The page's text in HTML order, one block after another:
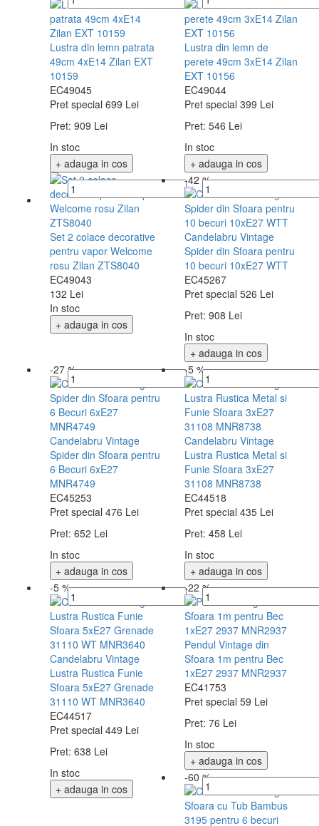
Lustra din lemn patrata
49cm 4xE14 Zilan EXT
10159
EC49045
Pret special 699 Lei
Pret: 909 Lei
In stoc
+ adauga in cos
Lustra din lemn de
perete 49cm 3xE14 Zilan
EXT 10156
EC49044
Pret special 399 Lei
Pret: 546 Lei
In stoc
+ adauga in cos
Set 2 colace decorative
pentru vapor Welcome
rosu Zilan ZTS8040
EC49043
132 Lei
In stoc
+ adauga in cos
-42 %
Candelabru Vintage
Spider din Sfoara pentru
10 becuri 10xE27 WTT
EC45267
Pret special 526 Lei
Pret: 908 Lei
In stoc
+ adauga in cos
-27 %
Candelabru Vintage
Spider din Sfoara pentru
6 Becuri 6xE27
MNR4749
EC45253
Pret special 476 Lei
Pret: 652 Lei
In stoc
+ adauga in cos
-5 %
Candelabru Vintage
Lustra Rustica Metal si
Funie Sfoara 3xE27
31108 MNR8738
EC44518
Pret special 435 Lei
Pret: 458 Lei
In stoc
+ adauga in cos
-5 %
Candelabru Vintage
Lustra Rustica Funie
Sfoara 5xE27 Grenade
31110 WT MNR3640
EC44517
Pret special 449 Lei
Pret: 638 Lei
In stoc
+ adauga in cos
-22 %
Pendul Vintage din
Sfoara 1m pentru Bec
1xE27 2937 MNR2937
EC41753
Pret special 59 Lei
Pret: 76 Lei
In stoc
+ adauga in cos
-60 %